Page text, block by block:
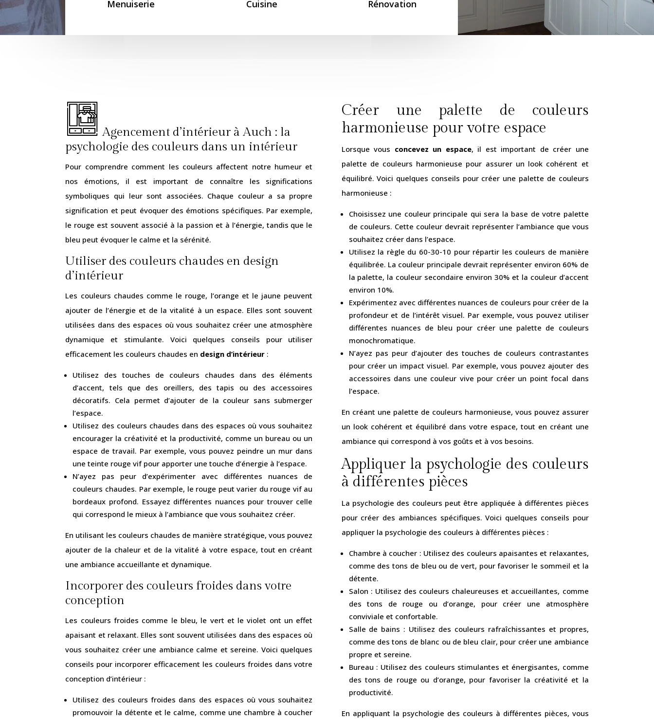
Menuiserie Cuisine Rénovation
Agencement d’intérieur à Auch : la
psychologie des couleurs dans un intérieur
Pour comprendre comment les couleurs affectent notre humeur et
nos émotions, il est important de connaître les significations
symboliques qui leur sont associées. Chaque couleur a sa propre
signification et peut évoquer des émotions spécifiques. Par exemple,
le rouge est souvent associé à la passion et à l’énergie, tandis que le
bleu peut évoquer le calme et la sérénité.
Utiliser des couleurs chaudes en design
d’intérieur
Les couleurs chaudes comme le rouge, l’orange et le jaune peuvent
ajouter de l’énergie et de la vitalité à un espace. Elles sont souvent
utilisées dans des espaces où vous souhaitez créer une atmosphère
dynamique et stimulante. Voici quelques conseils pour utiliser
efficacement les couleurs chaudes en design d’intérieur :
Utilisez des touches de couleurs chaudes dans des éléments
d’accent, tels que des oreillers, des tapis ou des accessoires
décoratifs. Cela permet d’ajouter de la couleur sans submerger
l’espace.
Utilisez des couleurs chaudes dans des espaces où vous souhaitez
encourager la créativité et la productivité, comme un bureau ou un
espace de travail. Par exemple, vous pouvez peindre un mur dans
une teinte rouge vif pour apporter une touche d’énergie à l’espace.
N’ayez pas peur d’expérimenter avec différentes nuances de
couleurs chaudes. Par exemple, le rouge peut varier du rouge vif au
bordeaux profond. Essayez différentes nuances pour trouver celle
qui correspond le mieux à l’ambiance que vous souhaitez créer.
En utilisant les couleurs chaudes de manière stratégique, vous pouvez
ajouter de la chaleur et de la vitalité à votre espace, tout en créant
une ambiance accueillante et dynamique.
Incorporer des couleurs froides dans votre
conception
Les couleurs froides comme le bleu, le vert et le violet ont un effet
apaisant et relaxant. Elles sont souvent utilisées dans des espaces où
vous souhaitez créer une ambiance calme et sereine. Voici quelques
conseils pour incorporer efficacement les couleurs froides dans votre
conception d’intérieur :
Utilisez des couleurs froides dans des espaces où vous souhaitez
promouvoir la détente et le calme, comme une chambre à coucher
Créer une palette de couleurs
harmonieuse pour votre espace
Lorsque vous concevez un espace, il est important de créer une
palette de couleurs harmonieuse pour assurer un look cohérent et
équilibré. Voici quelques conseils pour créer une palette de couleurs
harmonieuse :
Choisissez une couleur principale qui sera la base de votre palette
de couleurs. Cette couleur devrait représenter l’ambiance que vous
souhaitez créer dans l’espace.
Utilisez la règle du 60-30-10 pour répartir les couleurs de manière
équilibrée. La couleur principale devrait représenter environ 60% de
la palette, la couleur secondaire environ 30% et la couleur d’accent
environ 10%.
Expérimentez avec différentes nuances de couleurs pour créer de la
profondeur et de l’intérêt visuel. Par exemple, vous pouvez utiliser
différentes nuances de bleu pour créer une palette de couleurs
monochromatique.
N’ayez pas peur d’ajouter des touches de couleurs contrastantes
pour créer un impact visuel. Par exemple, vous pouvez ajouter des
accessoires dans une couleur vive pour créer un point focal dans
l’espace.
En créant une palette de couleurs harmonieuse, vous pouvez assurer
un look cohérent et équilibré dans votre espace, tout en créant une
ambiance qui correspond à vos goûts et à vos besoins.
Appliquer la psychologie des couleurs
à différentes pièces
La psychologie des couleurs peut être appliquée à différentes pièces
pour créer des ambiances spécifiques. Voici quelques conseils pour
appliquer la psychologie des couleurs à différentes pièces :
Chambre à coucher : Utilisez des couleurs apaisantes et relaxantes,
comme des tons de bleu ou de vert, pour favoriser le sommeil et la
détente.
Salon : Utilisez des couleurs chaleureuses et accueillantes, comme
des tons de rouge ou d’orange, pour créer une atmosphère
conviviale et confortable.
Salle de bains : Utilisez des couleurs rafraîchissantes et propres,
comme des tons de blanc ou de bleu clair, pour créer une ambiance
propre et sereine.
Bureau : Utilisez des couleurs stimulantes et énergisantes, comme
des tons de rouge ou d’orange, pour favoriser la créativité et la
productivité.
En appliquant la psychologie des couleurs à différentes pièces, vous